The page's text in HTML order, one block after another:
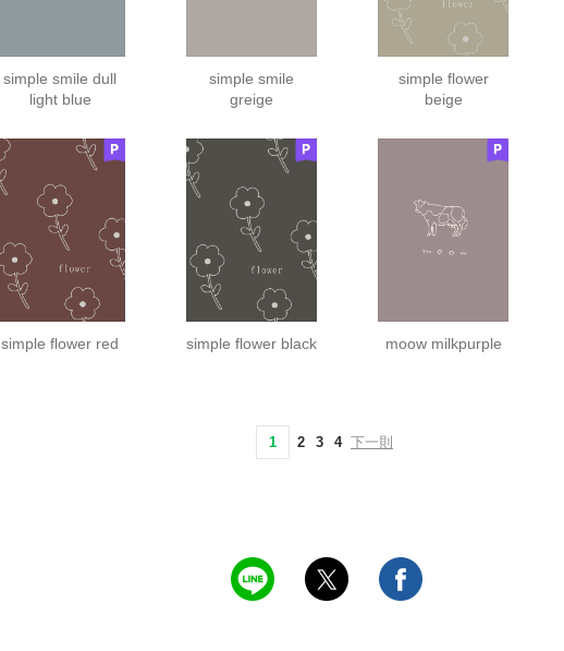
simple smile dull
light blue
simple smile
greige
simple flower
beige
simple flower red simple flower black moow milkpurple
1 2 3 4 下一則